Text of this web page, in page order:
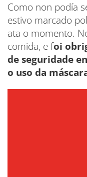
Como non podía
estivo marcado
ata o momento.
comida, e foi
de seguridade
o uso da